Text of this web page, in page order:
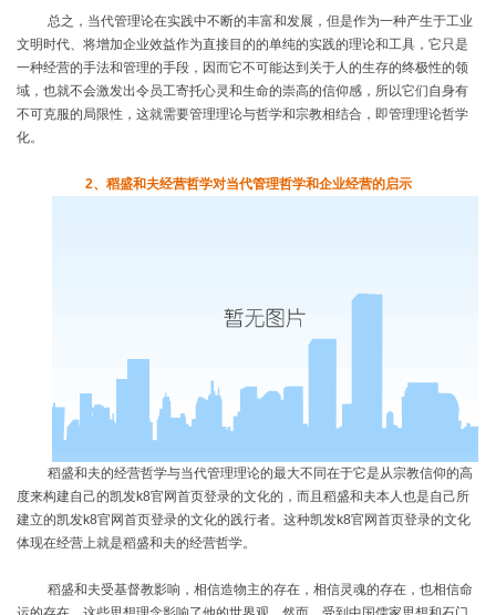
总之，当代管理论在实践中不断的丰富和发展，但是作为一种产生于工业
文明时代、将增加企业效益作为直接目的的单纯的实践的理论和工具，它只是
一种经营的手法和管理的手段，因而它不可能达到关于人的生存的终极性的领
域，也就不会激发出令员工寄托心灵和生命的崇高的信仰感，所以它们自身有
不可克服的局限性，这就需要管理理论与哲学和宗教相结合，即管理理论哲学
化。
2、稻盛和夫经营哲学对当代管理哲学和企业经营的启示
稻盛和夫的经营哲学与当代管理理论的最大不同在于它是从宗教信仰的高
度来构建自己的凯发k8官网首页登录的文化的，而且稻盛和夫本人也是自己所
建立的凯发k8官网首页登录的文化的践行者。这种凯发k8官网首页登录的文化
体现在经营上就是稻盛和夫的经营哲学。
稻盛和夫受基督教影响，相信造物主的存在，相信灵魂的存在，也相信命